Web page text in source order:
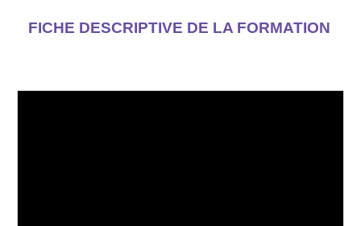
FICHE DESCRIPTIVE DE LA FORMATION